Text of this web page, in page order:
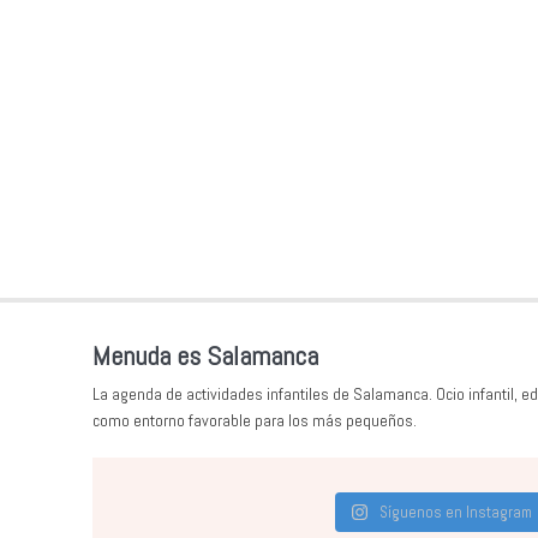
Menuda es Salamanca
La agenda de actividades infantiles de Salamanca. Ocio infantil,
como entorno favorable para los más pequeños.
Síguenos en Instagram